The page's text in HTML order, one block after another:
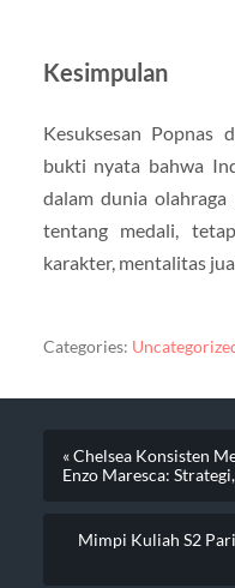
Kesimpulan
Kesuksesan Popnas
bukti nyata bahwa
dalam dunia
tentang medali,
karakter, mentalitas
Categories:
« Chelsea Konsisten
Enzo Maresca:
Mimpi Kuliah S2